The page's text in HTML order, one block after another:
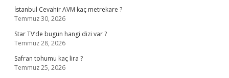
İstanbul Cevahir AVM kaç metrekare ?
Temmuz 30, 2026
Star TV’de bugün hangi dizi var ?
Temmuz 28, 2026
Safran tohumu kaç lira ?
Temmuz 25, 2026